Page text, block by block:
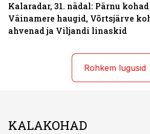
Kalaradar, 31. nädal: Pärnu
Väinamere haugid, Võrtsjärve
ahvenad ja Viljandi linaskid
Rohkem lugusid
KALAKOHAD